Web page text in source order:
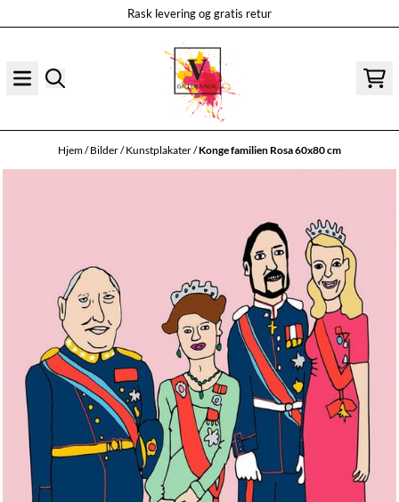
Rask levering og gratis retur
Hjem/Bilder/Kunstplakater/Konge familien Rosa 60x80 cm